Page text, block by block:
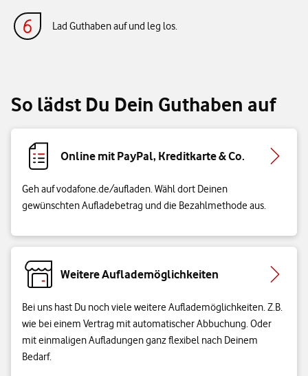
Lad Guthaben auf und leg los.
So lädst Du Dein Guthaben auf
Online mit PayPal, Kreditkarte & Co.
Geh auf vodafone.de/aufladen. Wähl dort Deinen
gewünschten Aufladebetrag und die Bezahlmethode aus.
Weitere Auflademöglichkeiten
Bei uns hast Du noch viele weitere Auflademöglichkeiten. Z.B.
wie bei einem Vertrag mit automatischer Abbuchung. Oder
mit einmaligen Aufladungen ganz flexibel nach Deinem
Bedarf.